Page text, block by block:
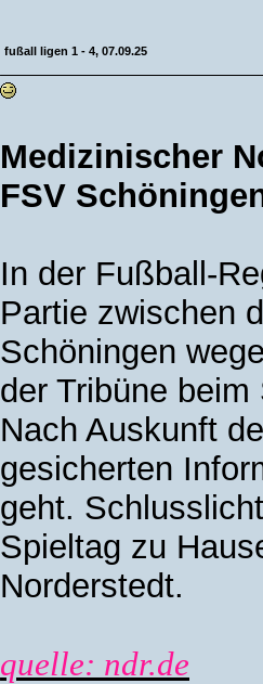
fußall ligen 1 - 4, 07.09.25
Medizinischer
FSV
In der Fußball-
Partie zwischen
Schöningen
der Tribüne
Nach Auskunft
gesicherten
geht.
Spieltag zu
Norderstedt.
quelle: ndr.de